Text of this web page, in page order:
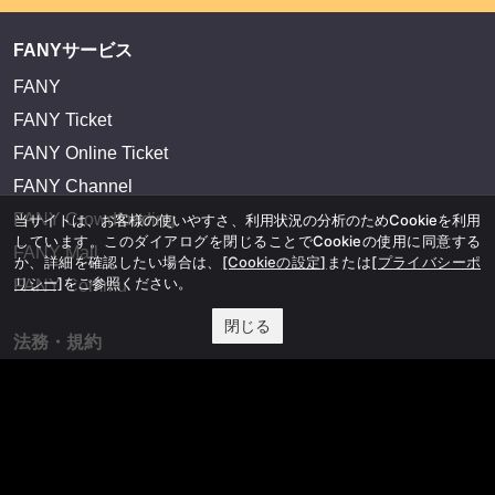
FANYサービス
FANY
FANY Ticket
FANY Online Ticket
FANY Channel
FANY Crowdfunding
FANY Mall
FANY Commu
法務・規約
当サイトは、お客様の使いやすさ、利用状況の分析のためCookieを利用
しています。このダイアログを閉じることでCookieの使用に同意する
か、詳細を確認したい場合は、 [Cookieの設定] または[プライバシーポ
リシー]をご参照ください。
閉じる